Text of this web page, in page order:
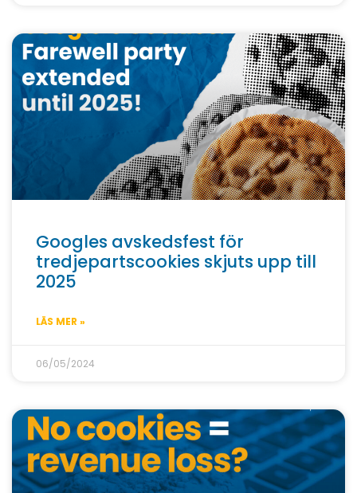
Googles avskedsfest för
tredjepartscookies skjuts upp till
2025
LÄS MER »
06/05/2024